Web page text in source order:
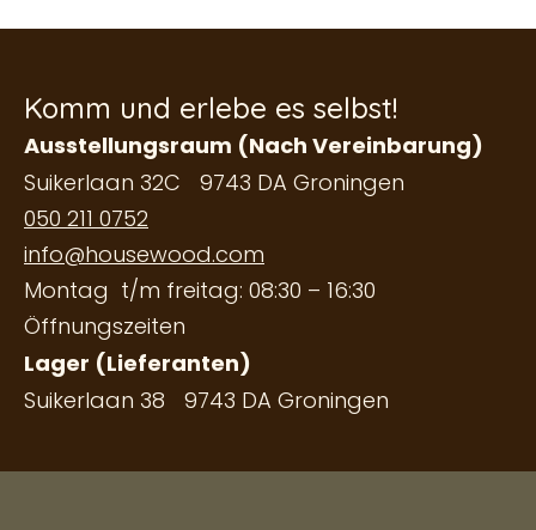
Komm und erlebe es selbst!
Ausstellungsraum (Nach Vereinbarung)
Suikerlaan 32C 9743 DA Groningen
050 211 0752
info@housewood.com
Montag t/m freitag: 08:30 – 16:30
Öffnungszeiten
Lager (Lieferanten)
Suikerlaan 38 9743 DA Groningen